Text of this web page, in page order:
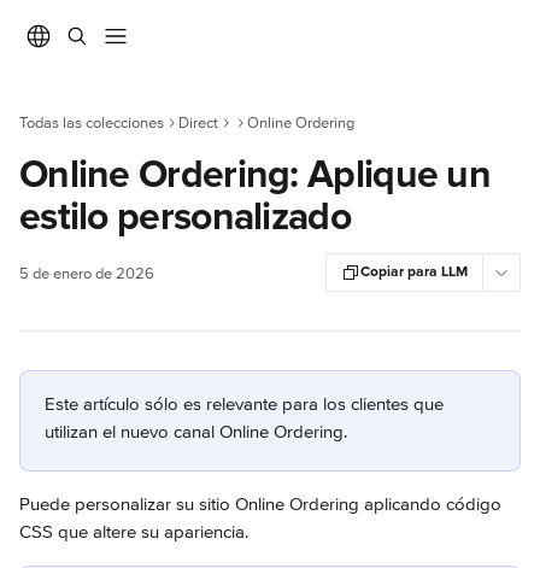
Todas las colecciones Direct Online Ordering
Online Ordering: Aplique un
estilo personalizado
5 de enero de 2026 Copiar para LLM
Este artículo sólo es relevante para los clientes que
utilizan el nuevo canal Online Ordering.
Puede personalizar su sitio Online Ordering aplicando código
CSS que altere su apariencia.